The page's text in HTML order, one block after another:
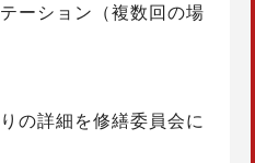
ーション（複数回の場
の詳細を修繕委員会に